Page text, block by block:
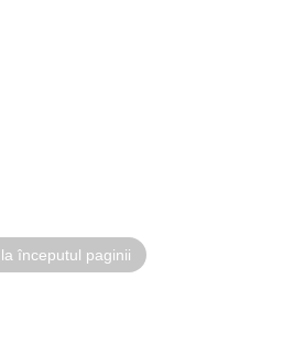
începutul paginii